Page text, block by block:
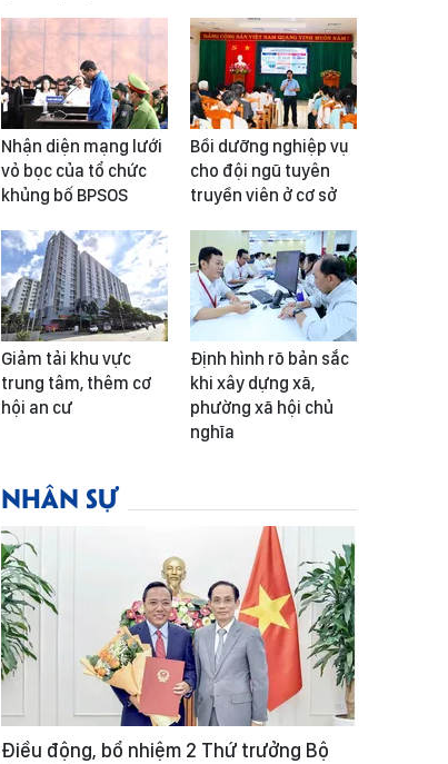
Nhận diện mạng lưới
vỏ bọc của tổ chức
khủng bố BPSOS
Bồi dưỡng nghiệp vụ
cho đội ngũ tuyên
truyền viên ở cơ sở
Giảm tải khu vực
trung tâm, thêm cơ
hội an cư
Định hình rõ bản sắc
khi xây dựng xã,
phường xã hội chủ
nghĩa
NHÂN SỰ
Điều động, bổ nhiệm 2 Thứ trưởng Bộ